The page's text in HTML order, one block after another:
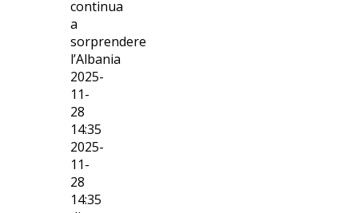
continua
a
sorprendere
l’Albania
2025-
11-
28
14:35
2025-
11-
28
14:35